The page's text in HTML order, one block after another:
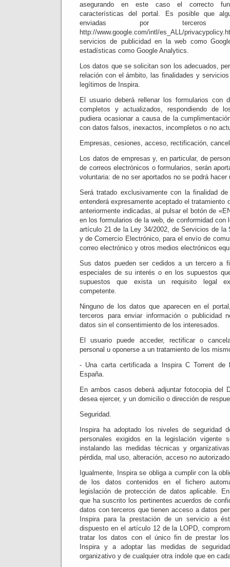
asegurando en este caso el correcto
características del portal. Es posible que
enviadas por terceros
http://www.google.com/intl/es_ALL/
servicios de publicidad en la web como
estadísticas como Google Analytics.
Los datos que se solicitan son los adecuados,
relación con el ámbito, las finalidades y
legítimos de Inspira.
El usuario deberá rellenar los formularios con
completos y actualizados, respondiendo de
pudiera ocasionar a causa de la
con datos falsos, inexactos, incompletos o no
Empresas, cesiones, acceso, rectificación,
Los datos de empresas y, en particular, de
de correos electrónicos o formularios, serán
voluntaria: de no ser aportados no se podrá
Será tratado exclusivamente con la finalidad
entenderá expresamente aceptado el tratamiento
anteriormente indicadas, al pulsar el botón de
en los formularios de la web, de conformidad con
artículo 21 de la Ley 34/2002, de Servicios de la
y de Comercio Electrónico, para el envío de
correo electrónico y otros medios electrónicos
Sus datos pueden ser cedidos a un tercero a
especiales de su interés o en los supuestos
supuestos que exista un requisito legal
competente.
Ninguno de los datos que aparecen en el
terceros para enviar información o publicidad
datos sin el consentimiento de los interesados.
El usuario puede acceder, rectificar o
personal u oponerse a un tratamiento de los
- Una carta certificada a Inspira C Torrent de
España.
En ambos casos deberá adjuntar fotocopia del
desea ejercer, y un domicilio o dirección de
Seguridad.
Inspira ha adoptado los niveles de seguridad
personales exigidos en la legislación vigente
instalando las medidas técnicas y
pérdida, mal uso, alteración, acceso no
Igualmente, Inspira se obliga a cumplir con la
de los datos contenidos en el fichero
legislación de protección de datos aplicable.
que ha suscrito los pertinentes acuerdos de
datos con terceros que tienen acceso a datos
Inspira para la prestación de un servicio a
dispuesto en el artículo 12 de la LOPD,
tratar los datos con el único fin de prestar los
Inspira y a adoptar las medidas de
organizativo y de cualquier otra índole que en